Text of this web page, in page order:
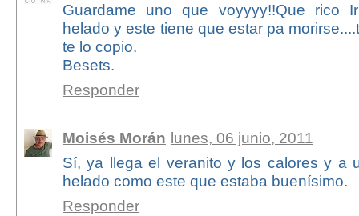
Guardame uno que voyyyy!!Que rico
helado y este tiene que estar pa
te lo copio.
Besets.
Responder
Moisés Morán lunes, 06 junio, 2011
Sí, ya llega el veranito y los calores y a
helado como este que estaba buenísimo.
Responder